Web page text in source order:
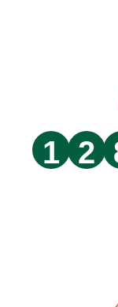
1 2